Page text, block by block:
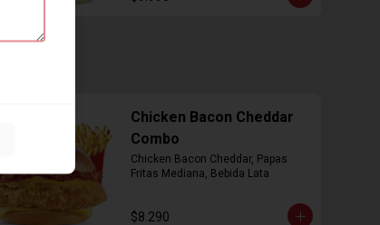
Chicken Bacon Cheddar
Combo
Chicken Bacon Cheddar, Papas
Fritas Mediana, Bebida Lata
$8.290